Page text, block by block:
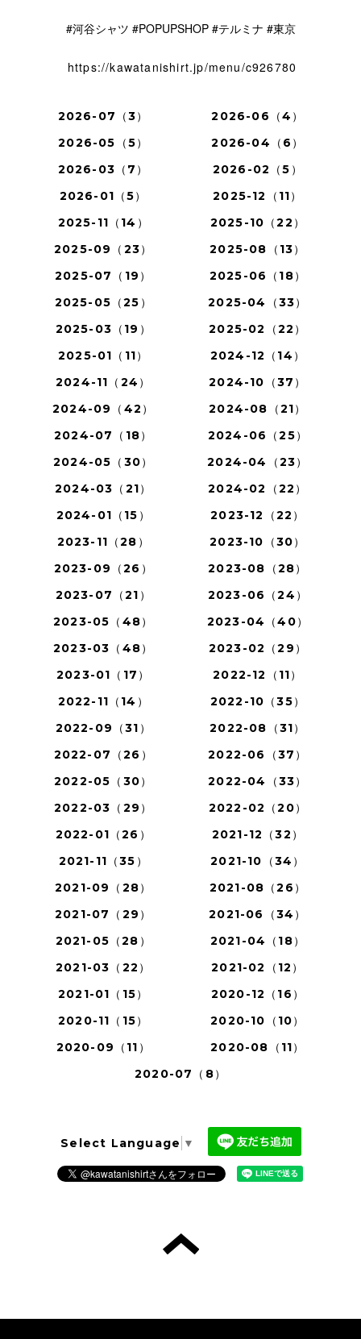
#河谷シャツ #POPUPSHOP #テルミナ #東京
https://kawatanishirt.jp/menu/c926780
2026-07（3）
2026-06（4）
2026-05（5）
2026-04（6）
2026-03（7）
2026-02（5）
2026-01（5）
2025-12（11）
2025-11（14）
2025-10（22）
2025-09（23）
2025-08（13）
2025-07（19）
2025-06（18）
2025-05（25）
2025-04（33）
2025-03（19）
2025-02（22）
2025-01（11）
2024-12（14）
2024-11（24）
2024-10（37）
2024-09（42）
2024-08（21）
2024-07（18）
2024-06（25）
2024-05（30）
2024-04（23）
2024-03（21）
2024-02（22）
2024-01（15）
2023-12（22）
2023-11（28）
2023-10（30）
2023-09（26）
2023-08（28）
2023-07（21）
2023-06（24）
2023-05（48）
2023-04（40）
2023-03（48）
2023-02（29）
2023-01（17）
2022-12（11）
2022-11（14）
2022-10（35）
2022-09（31）
2022-08（31）
2022-07（26）
2022-06（37）
2022-05（30）
2022-04（33）
2022-03（29）
2022-02（20）
2022-01（26）
2021-12（32）
2021-11（35）
2021-10（34）
2021-09（28）
2021-08（26）
2021-07（29）
2021-06（34）
2021-05（28）
2021-04（18）
2021-03（22）
2021-02（12）
2021-01（15）
2020-12（16）
2020-11（15）
2020-10（10）
2020-09（11）
2020-08（11）
2020-07（8）
Select Language ▼